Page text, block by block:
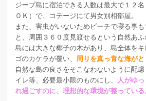
ジープ島に宿泊できる人数は最大で１２
ＯＫ）で、コテージにて男女別相部屋。
また、害虫がいないためビーチで寝る事
と、周囲３６０度見渡せるという自然あふ
島には大きな椰子の木があり、島全体を
ゴのカケラが覆い、 周りを真っ青な海が
自然な島の良さをそこなわないように配
イレ等、必要最小限のものにし、
人がゆ
れ過ごすのに、理想的な環境が整っている